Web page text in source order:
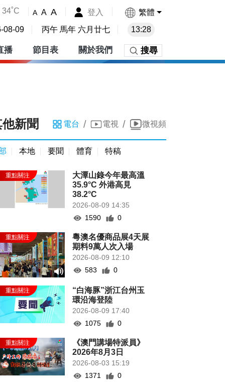
34˚C A A A 登入 繁體
08-09 丙午 馬年 六月廿七 13:28
播 節目表 關於我們 搜尋
新聞 電台 / 電視 / 微視頻
本地 要聞 體育 特稿
大潭山錄今年最高溫
35.9°C 外港高見
38.2°C
2026-08-09 14:35
1590
0
粵澳名優商品展4天展
期料9萬人次入場
2026-08-09 12:10
583
0
“白海豚”浙江台州玉
環沿海登陸
2026-08-09 17:40
1075
0
《澳門講場特派員》
2026年8月3日
2026-08-03 15:19
1371
0